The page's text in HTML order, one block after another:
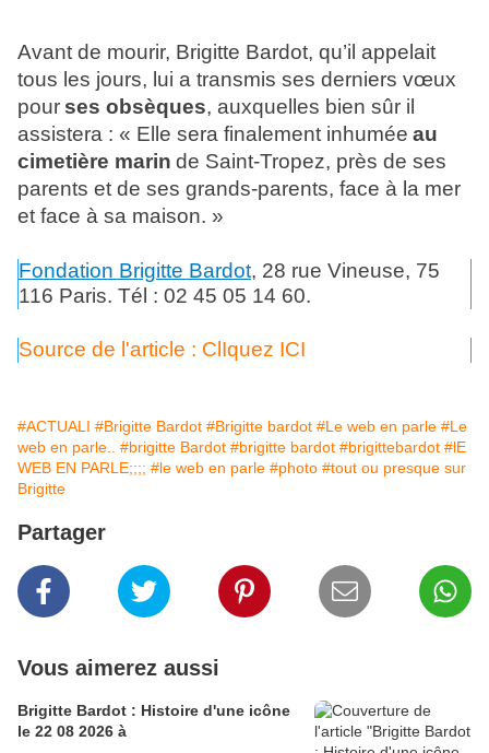
Avant de mourir, Brigitte Bardot, qu’il appelait
tous les jours, lui a transmis ses derniers vœux
pour ses obsèques, auxquelles bien sûr il
assistera : « Elle sera finalement inhumée au
cimetière marin de Saint-Tropez, près de ses
parents et de ses grands-parents, face à la mer
et face à sa maison. »
Fondation Brigitte Bardot, 28 rue Vineuse, 75
116 Paris. Tél : 02 45 05 14 60.
Source de l'article : ClIquez ICI
#ACTUALI #Brigitte Bardot #Brigitte bardot #Le web en parle #Le
web en parle..
#brigitte Bardot #brigitte bardot #brigittebardot #lE
WEB EN PARLE;;;; #le web en parle #photo #tout ou presque sur
Brigitte
Partager
Vous aimerez aussi
Brigitte Bardot : Histoire d'une icône
le 22 08 2026 à